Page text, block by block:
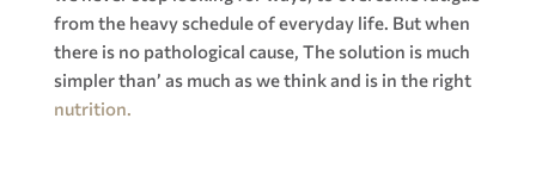
from the heavy schedule of everyday life. But when
there is no pathological cause, The solution is much
simpler than’ as much as we think and is in the right
nutrition.